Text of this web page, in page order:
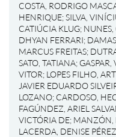
COSTA, RODRIGO
HENRIQUE;SILVA,
CATIÚCIA KLUG;
DHYAN FERRARI;
MARCUS FREITAS;
SATO, TATIANA;
VITOR; LOPES FILHO,
JAVIER EDUARDO
LOZANO; CARDOSO,
FAGÚNDEZ, ARIEL
VICTÓRIA DE; MANZÓN,
LACERDA, DENISE PÉREZ